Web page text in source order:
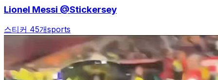
Lionel Messi @Stickersey
스티커 45개sports